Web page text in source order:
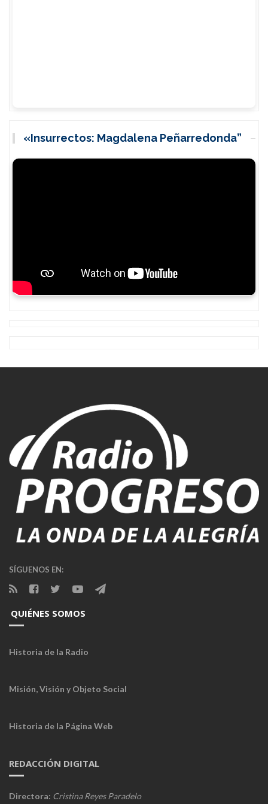
«Insurrectos: Magdalena Peñarredonda”
SÍGUENOS EN:
QUIÉNES SOMOS
Historia de la Radio
Misión, Visión y Objeto Social
Historia de la Página Web
REDACCIÓN DIGITAL
Directora: Cristina Reyes Paradelo